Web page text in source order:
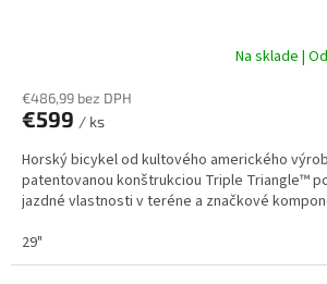
Na sklade |
€486,99 bez DPH
€599 / ks
Horský bicykel od kultového amerického
patentovanou konštrukciou Triple Triangle™
jazdné vlastnosti v teréne a značkové
29"